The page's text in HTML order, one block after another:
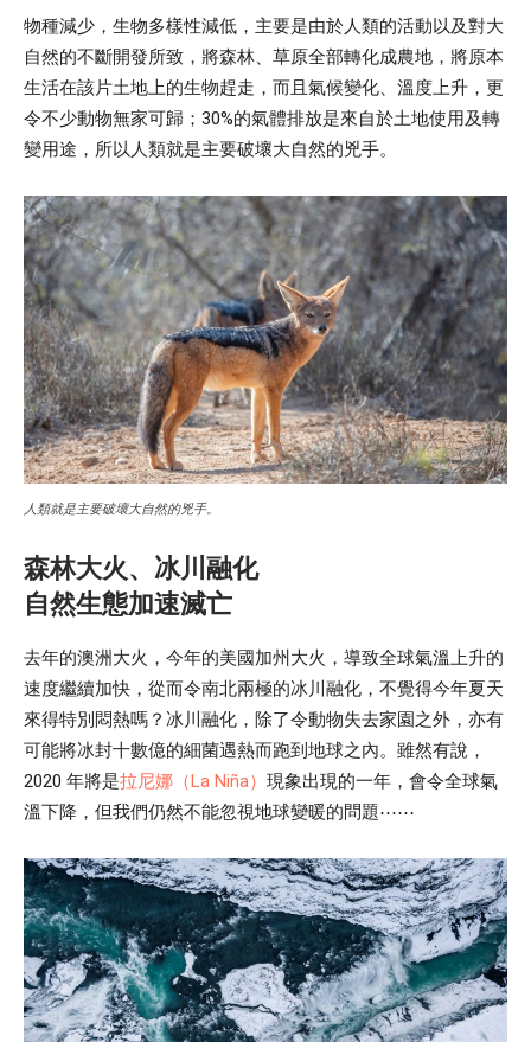
物種減少，生物多樣性減低，主要是由於人類的活動以及對大
自然的不斷開發所致，將森林、草原全部轉化成農地，將原本
生活在該片土地上的生物趕走，而且氣候變化、溫度上升，更
令不少動物無家可歸；30%的氣體排放是來自於土地使用及轉
變用途，所以人類就是主要破壞大自然的兇手。
人類就是主要破壞大自然的兇手。
森林大火、冰川融化
自然生態加速滅亡
去年的澳洲大火，今年的美國加州大火，導致全球氣溫上升的
速度繼續加快，從而令南北兩極的冰川融化，不覺得今年夏天
來得特別悶熱嗎？冰川融化，除了令動物失去家園之外，亦有
可能將冰封十數億的細菌遇熱而跑到地球之內。雖然有說，
2020 年將是拉尼娜（La Niña） 現象出現的一年，會令全球氣
溫下降，但我們仍然不能忽視地球變暖的問題⋯⋯